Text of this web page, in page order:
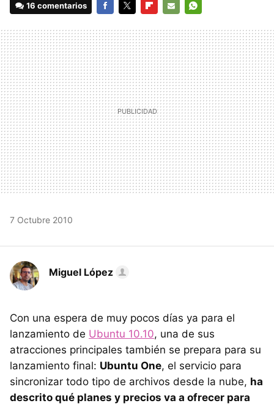
16 comentarios
MAIL
7 Octubre 2010
Miguel López
Con una espera de muy pocos días ya para el
lanzamiento de Ubuntu 10.10, una de sus
atracciones principales también se prepara para su
lanzamiento final: Ubuntu One, el servicio para
sincronizar todo tipo de archivos desde la nube, ha
descrito qué planes y precios va a ofrecer para